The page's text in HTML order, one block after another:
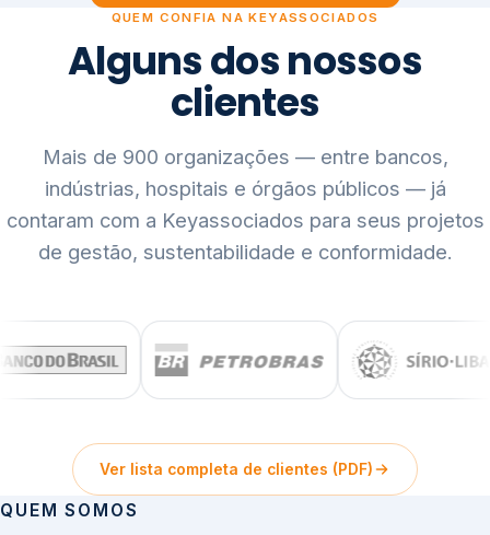
QUEM CONFIA NA KEYASSOCIADOS
Alguns dos nossos
clientes
Mais de 900 organizações — entre bancos,
indústrias, hospitais e órgãos públicos — já
contaram com a Keyassociados para seus projetos
de gestão, sustentabilidade e conformidade.
Ver lista completa de clientes (PDF)
QUEM SOMOS